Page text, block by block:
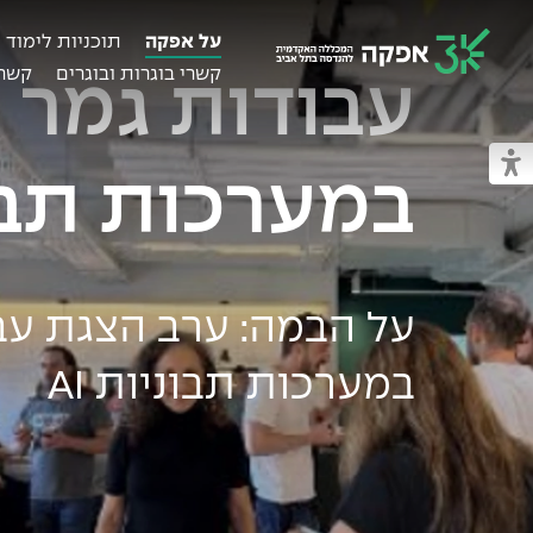
מעבר למצב נגיש
מכללת אפקה
על אפקה תוכניות לימוד
קשרי בוגרות ובוגרים
עבודות גמר
במערכות
על הבמה: ערב הצגת